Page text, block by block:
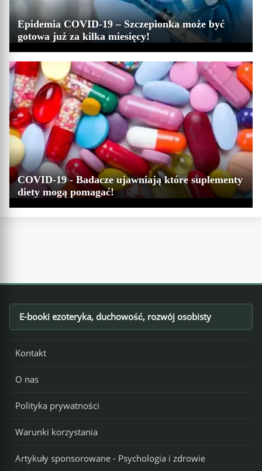
Epidemia COVID-19 – Szczepionka może być
gotowa już za kilka miesięcy!
COVID-19 - Badacze ujawniają które suplementy
diety mogą pomagać!
Footer
E-booki ezoteryka, duchowość, rozwój osobisty
Kontakt
O nas
Polityka prywatności
Warunki korzystania
Artykuły sponsorowane - Psychologia i zdrowie